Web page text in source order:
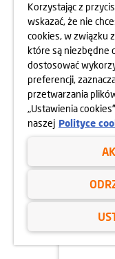
Korzystając z
wskazać, że nie
cookies, w związku
które są niezbędne
dostosować
preferencji,
przetwarzania
„Ustawienia
naszej Polityce